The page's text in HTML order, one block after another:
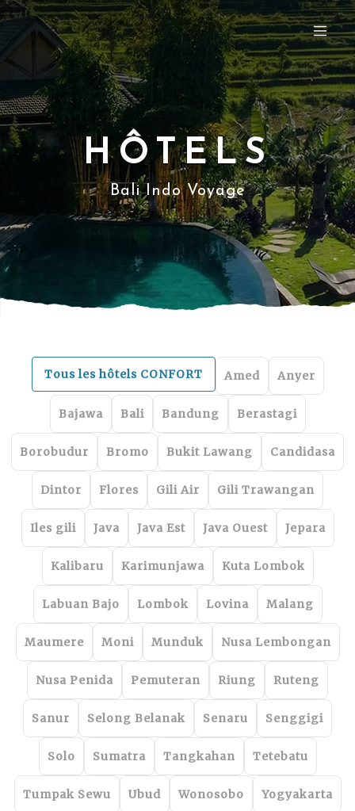
HÔTELS
Bali Indo Voyage
Tous les hôtels CONFORT Amed Anyer
Bajawa Bali Bandung Berastagi
Borobudur Bromo Bukit Lawang Candidasa
Dintor Flores Gili Air Gili Trawangan
Iles gili Java Java Est Java Ouest Jepara
Kalibaru Karimunjawa Kuta Lombok
Labuan Bajo Lombok Lovina Malang
Maumere Moni Munduk Nusa Lembongan
Nusa Penida Pemuteran Riung Ruteng
Sanur Selong Belanak Senaru Senggigi
Solo Sumatra Tangkahan Tetebatu
Tumpak Sewu Ubud Wonosobo Yogyakarta